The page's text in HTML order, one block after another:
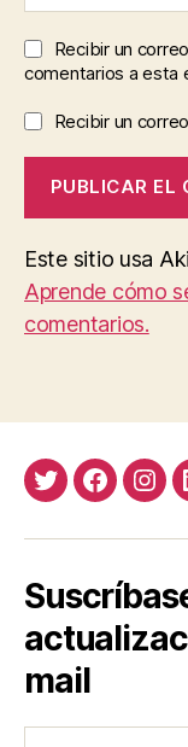
Recibir un
comentarios a esta
Recibir un
Este sitio usa
Aprende cómo
comentarios.
Twitter
mail